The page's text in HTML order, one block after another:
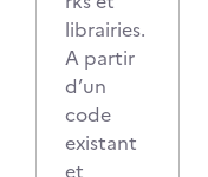
librairies.
A partir
d’un
code
existant
et